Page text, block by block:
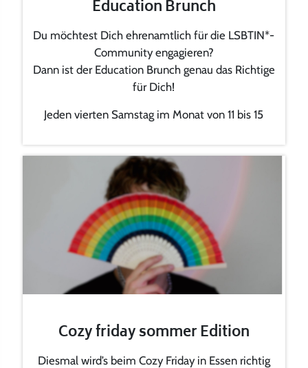
Education Brunch
Du möchtest Dich ehrenamtlich für die LSBTIN*-
Community engagieren?
Dann ist der Education Brunch genau das Richtige
für Dich!
Jeden vierten Samstag im Monat von 11 bis 15
Cozy friday sommer Edition
Diesmal wird’s beim Cozy Friday in Essen richtig